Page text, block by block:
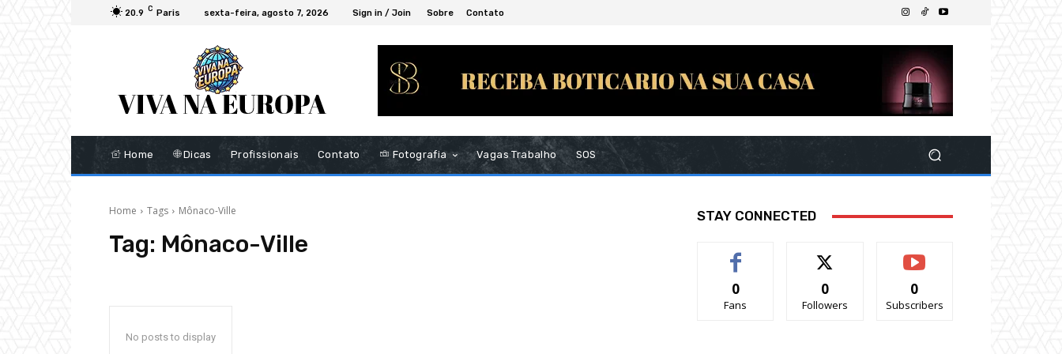
20.9 C Paris sexta-feira, agosto 7, 2026 Sign in / Join Sobre Contato
Home Dicas Profissionais Contato Fotografia Vagas Trabalho SOS
Home Tags Mônaco-Ville
Tag: Mônaco-Ville
No posts to display
STAY CONNECTED
0
Fans
0
Followers
0
Subscribers